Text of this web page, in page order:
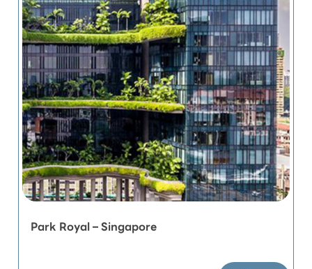
Park Royal – Singapore